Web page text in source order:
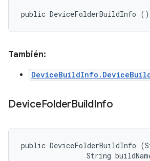
public DeviceFolderBuildInfo ()
También:
DeviceFolderBuildInfo
public DeviceFolderBuildInfo
String